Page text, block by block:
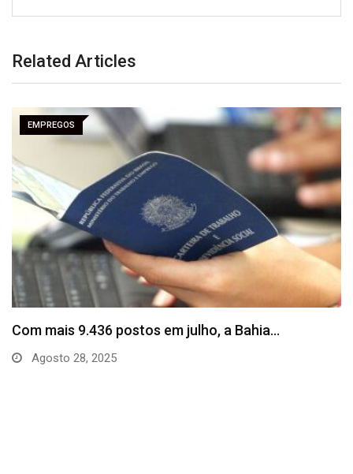
Related Articles
EMPREGOS